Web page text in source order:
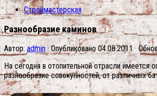
Строймастерская
Разнообразие каминов
Автор:admin · Опубликовано04.08.2011·
На сегодня в отопительной отрасли имеется
разнообразие совокупностей, от различных